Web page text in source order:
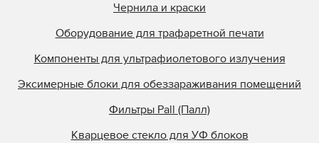
Чернила и краски
Оборудование для трафаретной печати
Компоненты для ультрафиолетового излучения
Эксимерные блоки для обеззараживания помещений
Фильтры Pall (Палл)
Кварцевое стекло для УФ блоков